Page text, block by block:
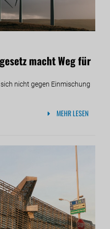
macht Weg für
nicht gegen Einmischung
MEHR LESEN